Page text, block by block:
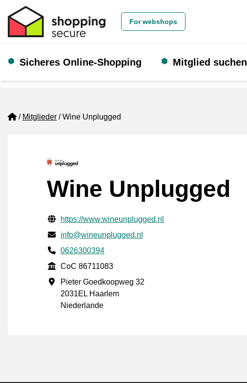
For webshops
Sicheres Online-Shopping Mitglied suchen
Home
Mitglieder Wine Unplugged
Wine Unplugged
Geprüfte Kontaktinformationen
Website URL
https://www.wineunplugged.nl
E-mail
info@wineunplugged.nl
Phone number
0626300394
CoC
CoC 86711083
Geschäftsadresse
Pieter Goedkoopweg 32
2031EL Haarlem
Niederlande